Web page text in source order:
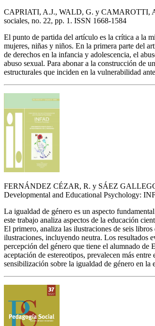
CAPRIATI, A.J., WALD, G. y CAMAROTTI,
sociales, no. 22, pp. 1. ISSN 1668-1584
El punto de partida del artículo es la crítica a la
mujeres, niñas y niños. En la primera parte del
de derechos en la infancia y adolescencia, el
abuso sexual. Para abonar a la construcción de
estructurales que inciden en la vulnerabilidad
FERNÁNDEZ CÉZAR, R. y SÁEZ
Developmental and Educational Psychology:
La igualdad de género es un aspecto
este trabajo analiza aspectos de la educación
El primero, analiza las ilustraciones de seis
ilustraciones, incluyendo neutra. Los resultados
percepción del género que tiene el alumnado de
aceptación de estereotipos, prevalecen más
sensibilización sobre la igualdad de género en